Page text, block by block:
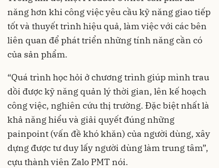
năng hơn khi công việc yêu cầu kỹ năng giao tiếp
tốt và thuyết trình hiệu quả, làm việc với các bên
liên quan để phát triển những tính năng cần có
của sản phẩm.
“Quá trình học hỏi ở chương trình giúp mình trau
dồi được kỹ năng quản lý thời gian, lên kế hoạch
công việc, nghiên cứu thị trường. Đặc biệt nhất là
khả năng hiểu và giải quyết đúng những
painpoint (vấn đề khó khăn) của người dùng, xây
dựng được tư duy lấy người dùng làm trung tâm”,
cựu thành viên Zalo PMT nói.